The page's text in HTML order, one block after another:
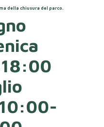
della chiusura del parco.